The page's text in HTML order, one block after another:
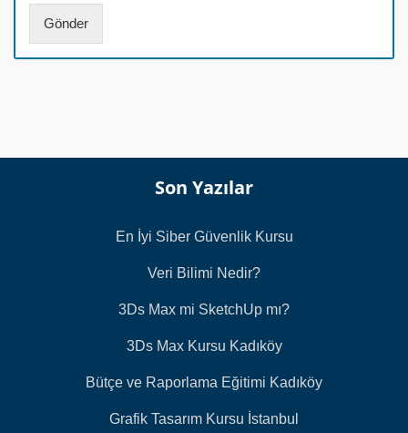
Gönder
Son Yazılar
En İyi Siber Güvenlik Kursu
Veri Bilimi Nedir?
3Ds Max mi SketchUp mı?
3Ds Max Kursu Kadıköy
Bütçe ve Raporlama Eğitimi Kadıköy
Grafik Tasarım Kursu İstanbul